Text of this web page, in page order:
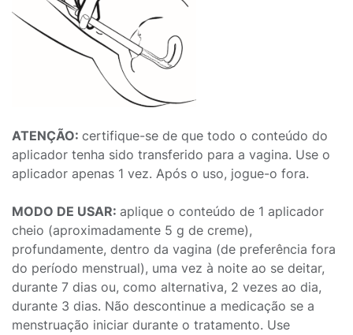
ATENÇÃO: certifique-se de que todo o conteúdo do
aplicador tenha sido transferido para a vagina. Use o
aplicador apenas 1 vez. Após o uso, jogue-o fora.
MODO DE USAR: aplique o conteúdo de 1 aplicador
cheio (aproximadamente 5 g de creme),
profundamente, dentro da vagina (de preferência fora
do período menstrual), uma vez à noite ao se deitar,
durante 7 dias ou, como alternativa, 2 vezes ao dia,
durante 3 dias. Não descontinue a medicação se a
menstruação iniciar durante o tratamento. Use